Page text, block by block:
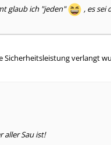
glaub ich "jeden" , es sei
Sicherheitsleistung verlangt
aller Sau ist!